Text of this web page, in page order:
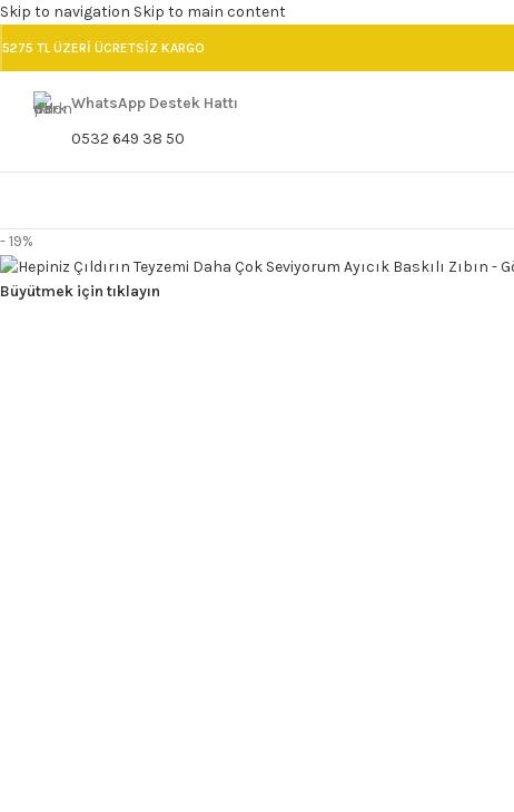
Skip to navigation Skip to main content
5275 TL ÜZERİ ÜCRETSİZ KARGO
WhatsApp Destek Hattı
0532 649 38 50
- 19%
Büyütmek için tıklayın